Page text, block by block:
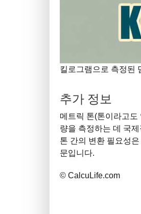
킬로그램으로 측정된
추가 정보
메트릭 톤(톤이라고
량을 측정하는 데 국
톤 간의 변환 필요성
문입니다.
© CalcuLife.com